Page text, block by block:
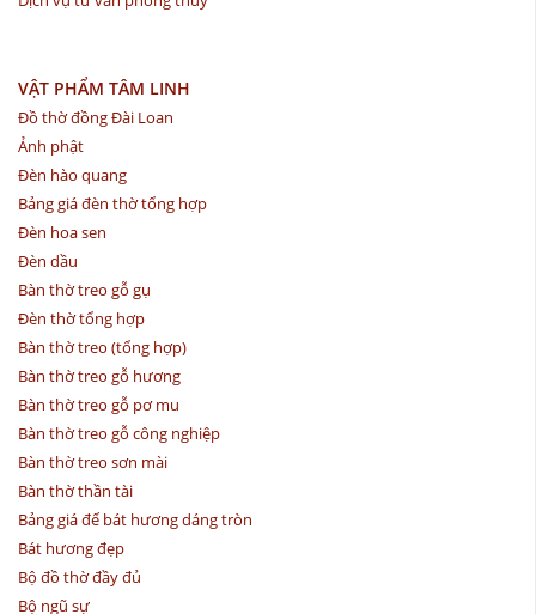
VẬT PHẨM TÂM LINH
Đồ thờ đồng Đài Loan
Ảnh phật
Đèn hào quang
Bảng giá đèn thờ tổng hợp
Đèn hoa sen
Đèn dầu
Bàn thờ treo gỗ gụ
Đèn thờ tổng hợp
Bàn thờ treo (tổng hợp)
Bàn thờ treo gỗ hương
Bàn thờ treo gỗ pơ mu
Bàn thờ treo gỗ công nghiệp
Bàn thờ treo sơn mài
Bàn thờ thần tài
Bảng giá đế bát hương dáng tròn
Bát hương đẹp
Bộ đồ thờ đầy đủ
Bộ ngũ sự